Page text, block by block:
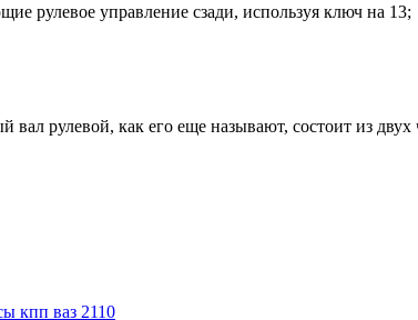
рулевое управление сзади, используя ключ на 13;
вал рулевой, как его еще называют, состоит из
кпп ваз 2110